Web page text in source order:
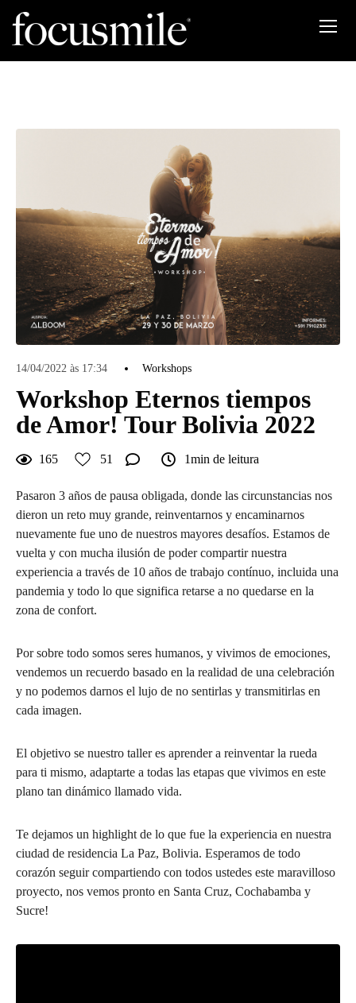
14/04/2022 às 17:34 Workshops
Workshop Eternos tiempos
de Amor! Tour Bolivia 2022
165 51 1min de leitura
Pasaron 3 años de pausa obligada, donde las circunstancias nos
dieron un reto muy grande, reinventarnos y encaminarnos
nuevamente fue uno de nuestros mayores desafíos. Estamos de
vuelta y con mucha ilusión de poder compartir nuestra
experiencia a través de 10 años de trabajo contínuo, incluida una
pandemia y todo lo que significa retarse a no quedarse en la
zona de confort.
Por sobre todo somos seres humanos, y vivimos de emociones,
vendemos un recuerdo basado en la realidad de una celebración
y no podemos darnos el lujo de no sentirlas y transmitirlas en
cada imagen.
El objetivo se nuestro taller es aprender a reinventar la rueda
para ti mismo, adaptarte a todas las etapas que vivimos en este
plano tan dinámico llamado vida.
Te dejamos un highlight de lo que fue la experiencia en nuestra
ciudad de residencia La Paz, Bolivia. Esperamos de todo
corazón seguir compartiendo con todos ustedes este maravilloso
proyecto, nos vemos pronto en Santa Cruz, Cochabamba y
Sucre!